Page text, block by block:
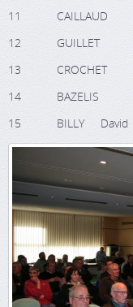
11 CAILLAUD
12 GUILLET
13 CROCHET
14 BAZELIS
15 BILLY David